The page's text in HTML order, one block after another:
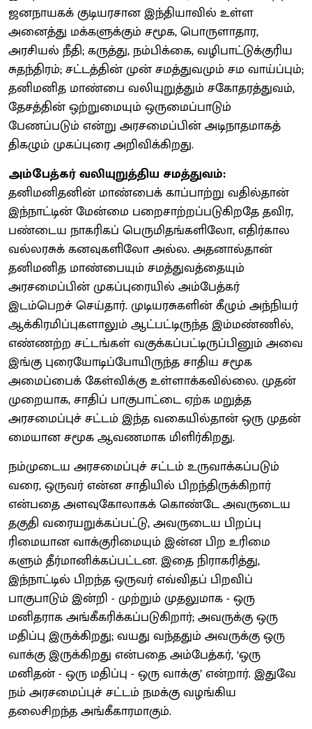
ஜனநாயகக் குடியரசான இந்தியாவில் உள்ள
அனைத்து மக்களுக்கும் சமூக, பொருளாதார,
அரசியல் நீதி; கருத்து, நம்பிக்கை, வழிபாட்டுக்குரிய
சுதந்திரம்; சட்டத்தின் முன் சமத்துவமும் சம வாய்ப்பும்;
தனிமனித மாண்பை வலியுறுத்தும் சகோதரத்துவம்,
தேசத்தின் ஒற்றுமையும் ஒருமைப்பாடும்
பேணப்படும் என்று அரசமைப்பின் அடிநாதமாகத்
திகழும் முகப்புரை அறிவிக்கிறது.
அம்பேத்கர் வலியுறுத்திய சமத்துவம்:
தனிமனிதனின் மாண்பைக் காப்பாற்று​ வ​தில்தான்
இந்நாட்டின் மேன்மை பறைசாற்​றப்​படு​கிறதே தவிர,
பண்டைய நாகரிகப் பெருமிதங்​களிலோ, எதிர்கால
வல்லரசுக் கனவுகளிலோ அல்ல. அதனால்தான்
தனிமனித மாண்பையும் சமத்து​வத்​தையும்
அரசமைப்பின் முகப்பு​ரையில் அம்பேத்கர்
இடம்பெறச் செய்தார். முடியரசுகளின் கீழும் அந்நியர்
ஆக்கிரமிப்பு​களாலும் ஆட்பட்​டிருந்த இம்மண்​ணில்,
எண்ணற்ற சட்டங்கள் வகுக்​கப்​பட்​டிருப்​பினும் அவை
இங்கு புரையோடிப்​போ​யிருந்த சாதிய சமூக
அமைப்பைக் கேள்விக்கு உள்ளாக்க​வில்லை. முதன்​
முறையாக, சாதிப் பாகுபாட்டை ஏற்க மறுத்த
அரசமைப்புச் சட்டம் இந்த வகையில்தான் ஒரு முதன்​
மையான சமூக ஆவணமாக மிளிர்​கிறது.
நம்முடைய அரசமைப்புச் சட்டம் உருவாக்​கப்​படும்
வரை, ஒருவர் என்ன சாதியில் பிறந்​திருக்​கிறார்
என்பதை அளவுகோலாகக் கொண்டே அவருடைய
தகுதி வரையறுக்​கப்​பட்டு, அவருடைய பிறப்பு​
ரிமையான வாக்குரிமையும் இன்ன பிற உரிமை​
களும் தீர்மானிக்​கப்​பட்டன. இதை நிராகரித்து,
இந்நாட்டில் பிறந்த ஒருவர் எவ்விதப் பிறவிப்
பாகுபாடும் இன்றி - முற்றும் முதலுமாக - ஒரு
மனிதராக அங்கீகரிக்​கப்​படு​கிறார்; அவருக்கு ஒரு
மதிப்பு இருக்​கிறது; வயது வந்ததும் அவருக்கு ஒரு
வாக்கு இருக்​கிறது என்பதை அம்பேத்கர், ‘ஒரு
மனிதன் - ஒரு மதிப்பு - ஒரு வாக்கு’ என்றார். இதுவே
நம் அரசமைப்புச் சட்டம் நமக்கு வழங்கிய
தலைசிறந்த அங்கீகாரமாகும்.